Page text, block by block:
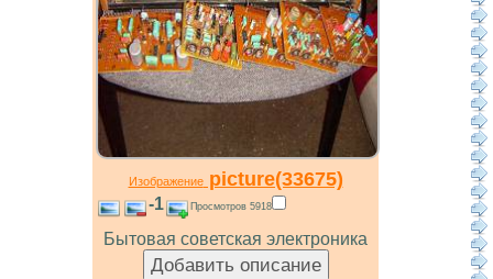
Изображениеpicture(33675)
-1 Просмотров 5918
Бытовая советская электроника